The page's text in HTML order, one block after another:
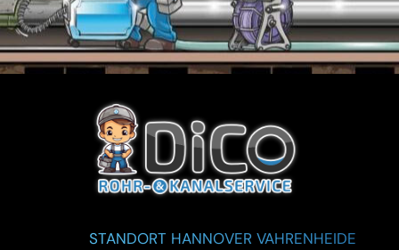
STANDORT HANNOVER VAHRENHEIDE